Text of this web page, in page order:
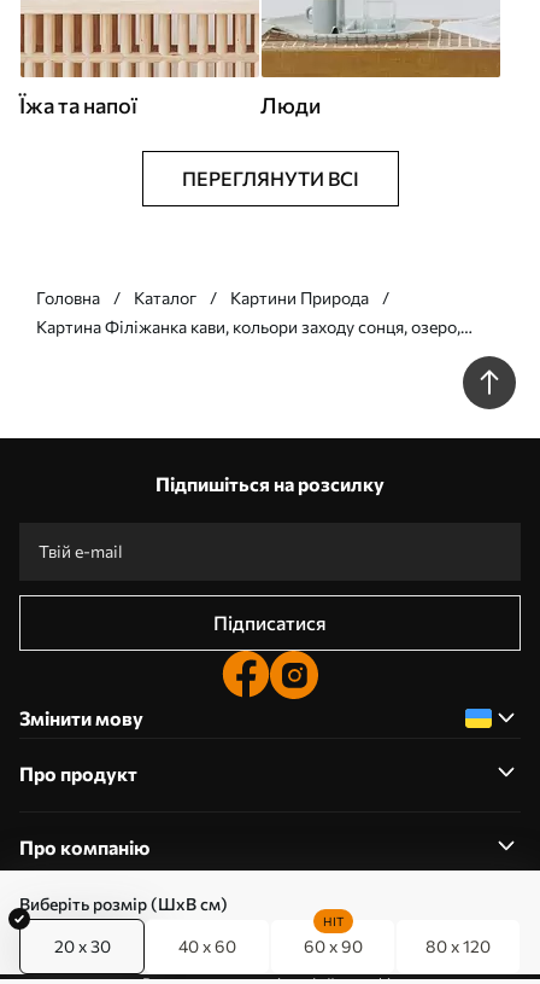
Виберіть розмір (ШхВ см)
20 x 30 40 x 60 60 x 90
HIT
80 x 120
Їжа та напої Люди
ПЕРЕГЛЯНУТИ ВСІ
Головна Каталог
Картини Природа
Картина Філіжанка кави, кольори заходу сонця, озеро,
Підпишіться на розсилку
Підписатися
Змінити мову
Про продукт
Про компанію
0800357223